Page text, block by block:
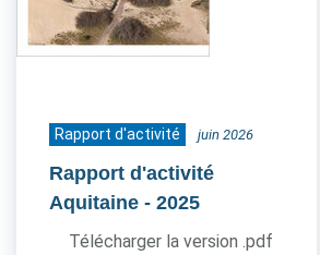
Rapport d'activité juin 2026
Rapport d'activité
Aquitaine - 2025
Télécharger la version .pdf